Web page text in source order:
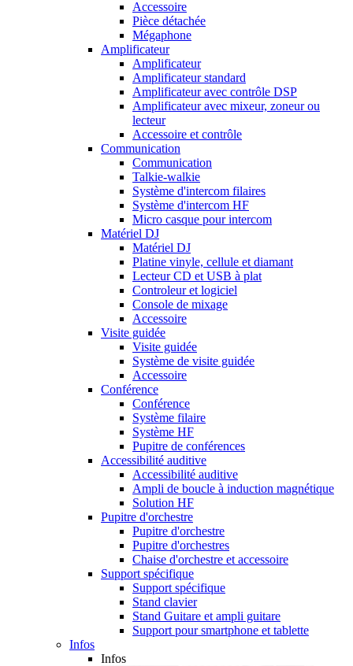
Accessoire
Pièce détachée
Mégaphone
Amplificateur
Amplificateur
Amplificateur standard
Amplificateur avec contrôle DSP
Amplificateur avec mixeur, zoneur ou
lecteur
Accessoire et contrôle
Communication
Communication
Talkie-walkie
Système d'intercom filaires
Système d'intercom HF
Micro casque pour intercom
Matériel DJ
Matériel DJ
Platine vinyle, cellule et diamant
Lecteur CD et USB à plat
Controleur et logiciel
Console de mixage
Accessoire
Visite guidée
Visite guidée
Système de visite guidée
Accessoire
Conférence
Conférence
Système filaire
Système HF
Pupitre de conférences
Accessibilité auditive
Accessibilité auditive
Ampli de boucle à induction magnétique
Solution HF
Pupitre d'orchestre
Pupitre d'orchestre
Pupitre d'orchestres
Chaise d'orchestre et accessoire
Support spécifique
Support spécifique
Stand clavier
Stand Guitare et ampli guitare
Support pour smartphone et tablette
Infos
Infos